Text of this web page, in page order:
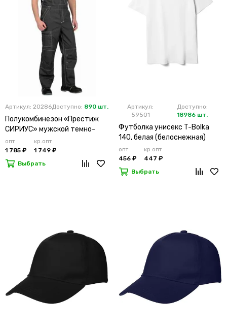
Артикул: 20286Доступно: 890 шт.
Полукомбинезон «Престиж
СИРИУС» мужской темно-
серый
опт
1 785 ₽
кр.опт
1 749 ₽
Выбрать
Артикул:
59501
Доступно:
18986 шт.
Футболка унисекс T-Bolka
140, белая (белоснежная)
опт
456 ₽
кр.опт
447 ₽
Выбрать